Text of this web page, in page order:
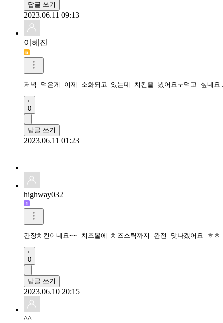
답글 쓰기
2023.06.11 09:13
이혜진
저녁 먹은게 이제 소화되고 있는데 치킨을 봤어요ㅜ먹고 싶네
0
답글 쓰기
2023.06.11 01:23
highway032
간장치킨이네요~~ 치즈볼에 치즈스틱까지 완전 맛나겠어요 ㅎㅎ
0
답글 쓰기
2023.06.10 20:15
^^